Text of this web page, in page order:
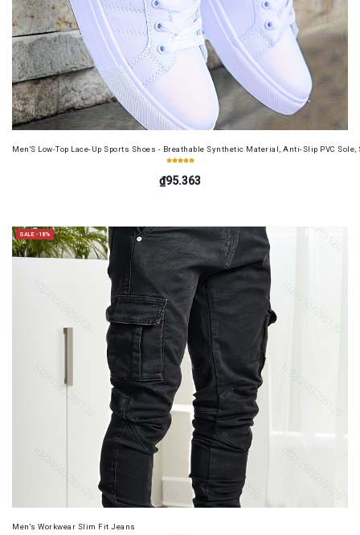
Men'S Low-Top Lace-Up Sports Shoes - Breathable Synthetic Material, Anti-Slip PVC
₫95.363
SALE -18%
Men's Workwear Slim Fit Jeans